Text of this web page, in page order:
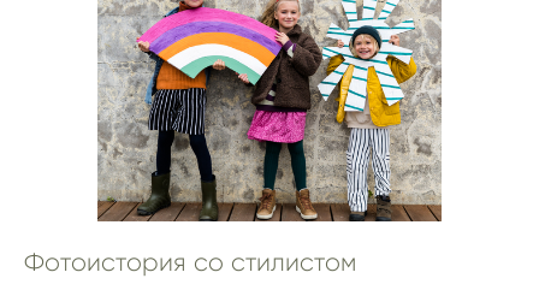
Фотоистория со стилистом